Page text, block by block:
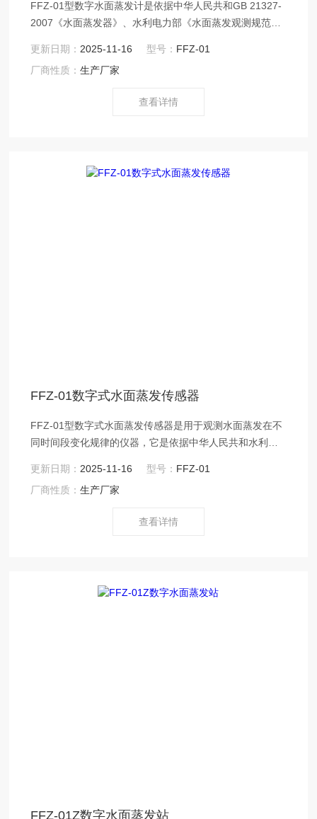
FFZ-01型数字水面蒸发计是依据中华人民共和GB 21327-
2007《水面蒸发器》、水利电力部《水面蒸发观测规范》
关要求制造，用于自动观测水面蒸发过程。
更新日期： 2025-11-16 型号： FFZ-01
厂商性质：生产厂家
查看详情
FFZ-01数字式水面蒸发传感器
FFZ-01型数字式水面蒸发传感器是用于观测水面蒸发在不
同时间段变化规律的仪器，它是依据中华人民共和水利电
接与Φ618mm的蒸发桶或与20m2标准蒸发池配套使用，用
以监测水面蒸发量的测量仪器。
更新日期： 2025-11-16 型号： FFZ-01
厂商性质：生产厂家
查看详情
FFZ-01Z数字水面蒸发站